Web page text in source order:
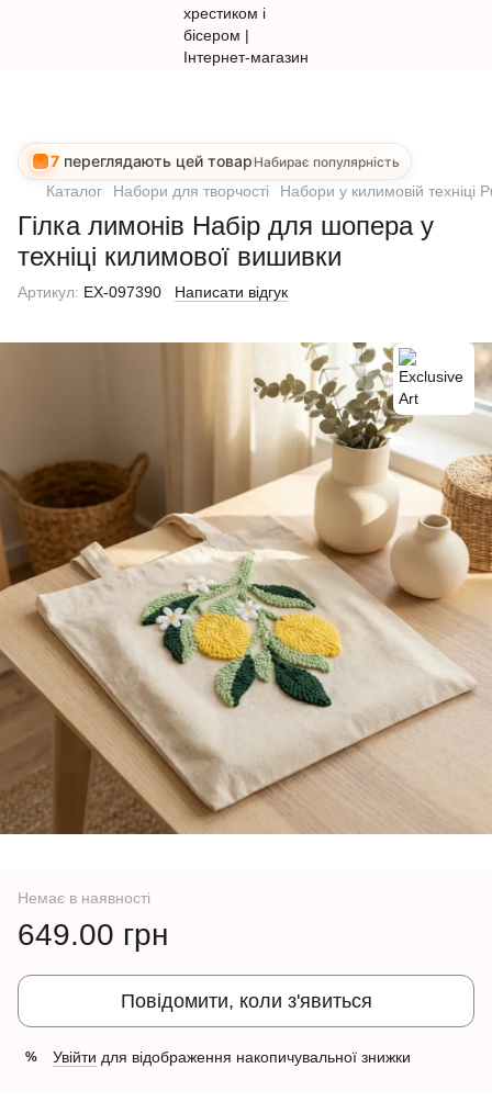
7 переглядають цей товар Набирає популярність
Каталог Набори для творчості Набори у килимовій техніці
Гілка лимонів Набір для шопера у
техніці килимової вишивки
Артикул: EX-097390 Написати відгук
Немає в наявності
649.00 грн
Повідомити, коли з'явиться
% Увійти для відображення накопичувальної знижки